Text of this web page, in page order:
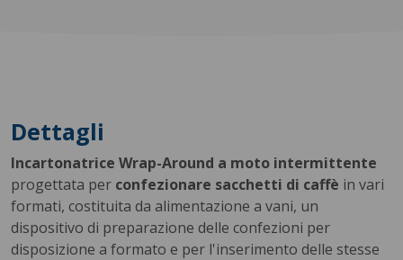
Dettagli
Incartonatrice Wrap-Around a moto intermittente
progettata per confezionare sacchetti di caffè in vari
formati, costituita da alimentazione a vani, un
dispositivo di preparazione delle confezioni per
disposizione a formato e per l'inserimento delle stesse